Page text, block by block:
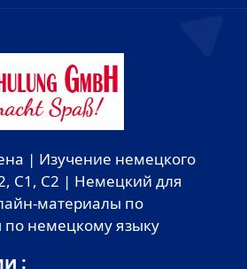
| Изучение немецкого
C1, C2 | Немецкий для
материалы по
немецкому языку
: